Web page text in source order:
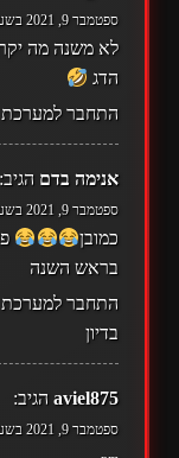
ספטמבר 9, 2021 בשעה 8:02 pm
לא משנה מה
הדג
התחבר למערכת
אנימה בדם הגיב:
ספטמבר 9, 2021 בשעה 8:05 pm
כמובן
בראש השנה
התחבר
בדיון
aviel875 הגיב: